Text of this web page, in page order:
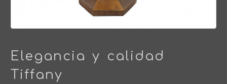
Elegancia y calidad
Tiffany